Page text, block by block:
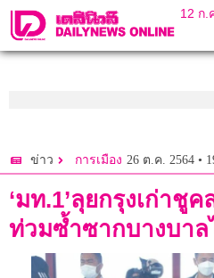
12 ก.
ข่าว การเมือง 26 ต.ค. 2564 •
‘มท.1’ลุยกรุงเก่าชู
ท่วมซ้ำซากบางบาล